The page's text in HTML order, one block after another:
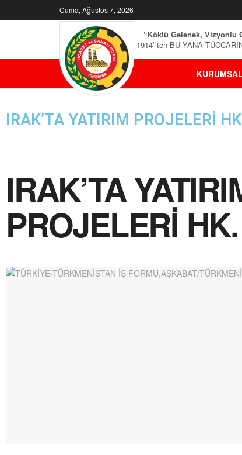
Cuma, Ağustos 7, 2026
“Köklü Gelenek, Vizyonlu
1914’ ten BU YANA
IRAK’TA YATIRIM PROJELERİ
IRAK’TA
PROJELERİ HK.